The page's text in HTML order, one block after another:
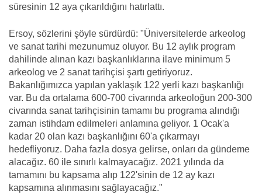
süresinin 12 aya çıkarıldığını hatırlattı.
Ersoy, sözlerini şöyle sürdürdü: "Üniversitelerde arkeolog
ve sanat tarihi mezunumuz oluyor. Bu 12 aylık program
dahilinde alınan kazı başkanlıklarına ilave minimum 5
arkeolog ve 2 sanat tarihçisi şartı getiriyoruz.
Bakanlığımızca yapılan yaklaşık 122 yerli kazı başkanlığı
var. Bu da ortalama 600-700 civarında arkeoloğun 200-300
civarında sanat tarihçisinin tamamı bu programa alındığı
zaman istihdam edilmeleri anlamına geliyor. 1 Ocak'a
kadar 20 olan kazı başkanlığını 60'a çıkarmayı
hedefliyoruz. Daha fazla dosya gelirse, onları da gündeme
alacağız. 60 ile sınırlı kalmayacağız. 2021 yılında da
tamamını bu kapsama alıp 122'sinin de 12 ay kazı
kapsamına alınmasını sağlayacağız."